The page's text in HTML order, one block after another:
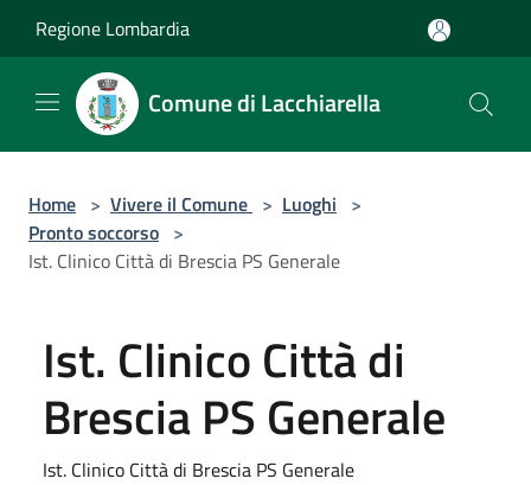
Regione Lombardia
Comune di Lacchiarella
Home > Vivere il Comune > Luoghi >
Pronto soccorso >
Ist. Clinico Città di Brescia PS Generale
Ist. Clinico Città di
Brescia PS Generale
Ist. Clinico Città di Brescia PS Generale